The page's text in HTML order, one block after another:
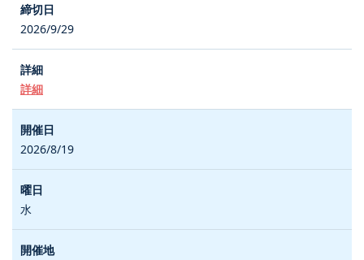
2026/9/29
詳細
2026/8/19
水